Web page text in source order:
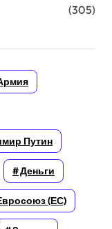
(305)
Путин
Деньги
(ЕС)